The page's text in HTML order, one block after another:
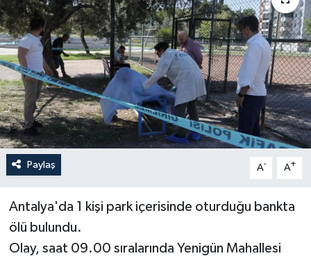
Paylaş A- A+
Antalya'da 1 kişi park içerisinde oturduğu bankta
ölü bulundu.
Olay, saat 09.00 sıralarında Yenigün Mahallesi
Haber Kuşakları
Haberler
KANALV Spor
Kültür Sanat
Magazin
Öğle Bülteni
Sağlık